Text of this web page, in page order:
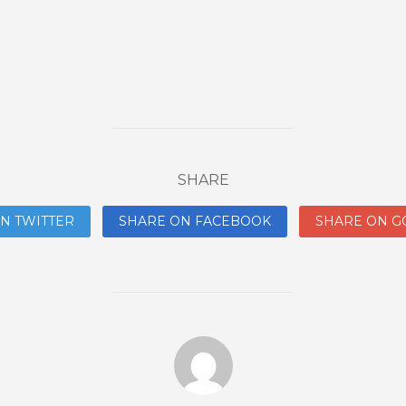
SHARE
TWITTER SHARE ON FACEBOOK SHARE ON